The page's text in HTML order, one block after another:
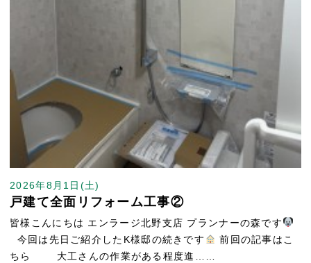
2026年8月1日(土)
戸建て全面リフォーム工事②
皆様こんにちは エンラージ北野支店 プランナーの森です
今回は先日ご紹介したK様邸の続きです
前回の記事はこ
ちら 大工さんの作業がある程度進……